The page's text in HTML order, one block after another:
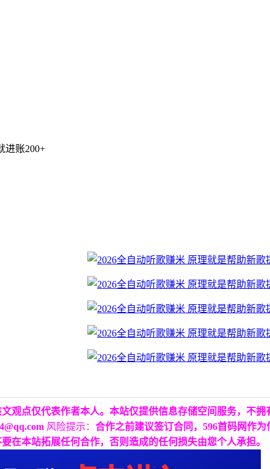
进账200+
观点仅代表作者本人。本站仅提供信息存储空间服务，不
风险提示： 合作之前建议签订合同，596首码网作
在本站拓展任何合作，否则造成的任何损失由您个人承担。